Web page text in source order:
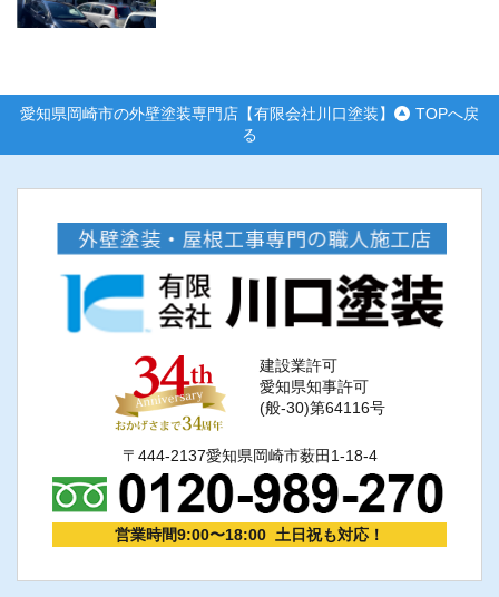
愛知県岡崎市の外壁塗装専門店【有限会社川口塗装】
TOPへ戻
る
建設業許可
愛知県知事許可
(般-30)第64116号
〒444-2137愛知県岡崎市薮田1-18-4
営業時間9:00〜18:00 土日祝も対応！